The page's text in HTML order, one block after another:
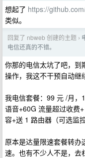
想起了 https://
类似。
回复了 nbweb 创建的主题 ›
电信还真的不错。
你那的电信太坑了吧，
操作，我这不干预自动继
我电信套餐：99 元 /月
语音+60G 流量超过收费
容+送 1 路由器（可选监
原本是达量限速套餐转
速。也有不少人不是，去